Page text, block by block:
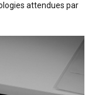
attendues par